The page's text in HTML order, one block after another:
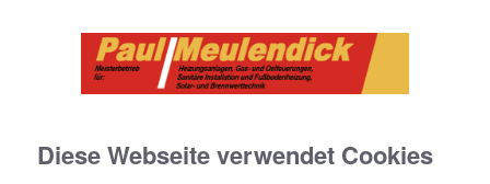
Diese Webseite verwendet Cookies